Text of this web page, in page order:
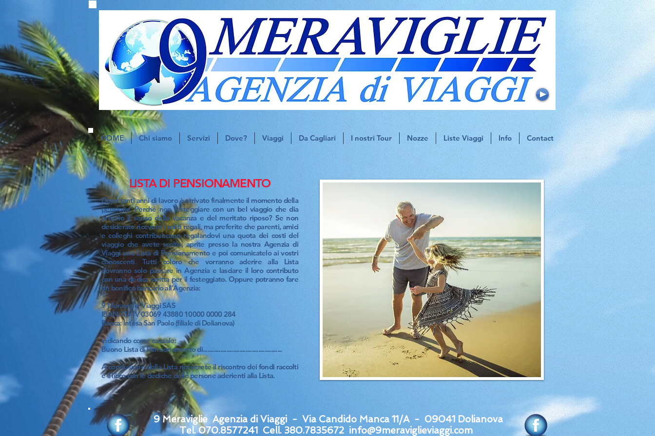
HOME Chi siamo Servizi Dove? Viaggi Da Cagliari I nostri Tour Nozze Liste Viaggi Info Contact
LISTA DI PENSIONAMENTO
Dopo tanti anni di lavoro è arrivato finalmente il momento della
pensione. Perché non festeggiare con un bel viaggio che dia
proprio il senso della vacanza e del meritato riposo? Se non
desiderate ricevere i soliti regali, ma preferite che parenti, amici
e colleghi contribuiscano regalandovi una quota dei costi del
viaggio che avete scelto, aprite presso la nostra Agenzia di
Viaggi una Lista di Pensionamento e poi comunicatelo ai vostri
conoscenti. Tutti coloro che vorranno aderire alla Lista
dovranno solo passare in Agenzia e lasciare il loro contributo
con una dedica scritta per il festeggiato. Oppure potranno fare
un bonifico bancario all’Agenzia:
9 Meraviglie Viaggi SAS
IBAN: IT44V 03069 43880 10000 0000 284
Banca: Intesa San Paolo (filiale di Dolianova)
​
indicando come causale:
Buono Lista di Pensionamento di..................................................
A conclusione della Lista riceverete il riscontro dei fondi raccolti
e il libro con le dediche delle persone aderienti alla Lista.
9 Meraviglie Agenzia di Viaggi - Via Candido Manca 11/A - 09041 Dolianova
Tel. 070.8577241 Cell. 380.7835672 info@9meraviglieviaggi.com